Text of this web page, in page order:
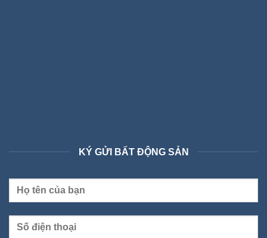
KÝ GỬI BẤT ĐỘNG SẢN